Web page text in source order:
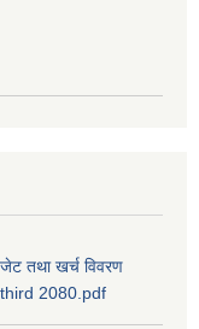
तथा खर्च विवरण
2080.pdf